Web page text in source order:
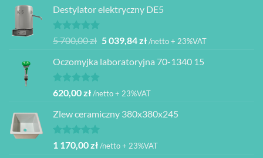
Destylator elektryczny DE5
Oceniono
na 5
5 700,00zł Pierwotna
wynosiła:
700,00 zł.
5 039,84złAktualna
wynosi:
039,84 zł.
/netto + 23%VAT
Oczomyjka laboratoryjna 70-1340 15
Oceniono
na 5
620,00zł/netto + 23%VAT
Zlew ceramiczny 380x380x245
Oceniono
na 5
1 170,00zł/netto + 23%VAT